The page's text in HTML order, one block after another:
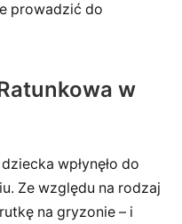
prowadzić do
w
wpłynęło do
Ze względu na rodzaj
na gryzonie – i